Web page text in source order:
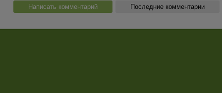
Написать комментарий Последние комментарии